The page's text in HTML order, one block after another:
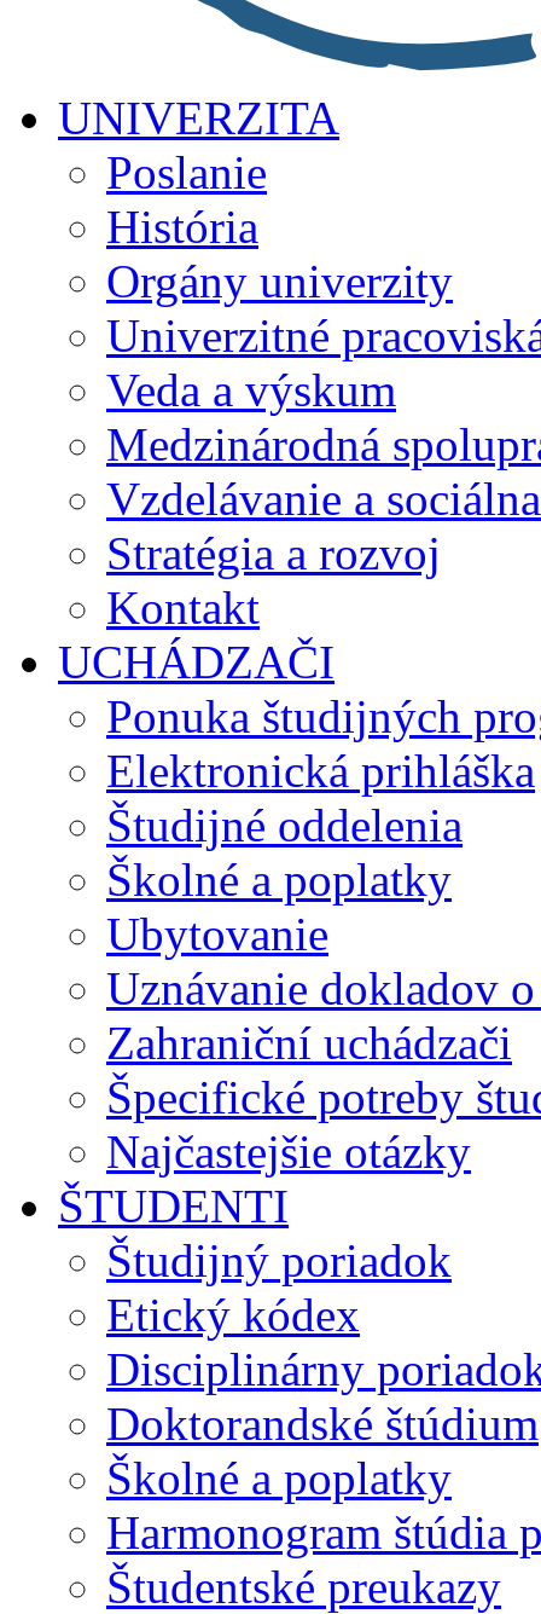
UNIVERZITA
Poslanie
História
Orgány univerzity
Univerzitné
Veda a výskum
Medzinárodná
Vzdelávanie a
Stratégia a rozvoj
Kontakt
UCHÁDZAČI
Ponuka študijných
Elektronická prihláška
Študijné oddelenia
Školné a poplatky
Ubytovanie
Uznávanie dokladov
Zahraniční uchádzači
Špecifické potreby
Najčastejšie otázky
ŠTUDENTI
Študijný poriadok
Etický kódex
Disciplinárny
Doktorandské štúdium
Školné a poplatky
Harmonogram štúdia
Študentské preukazy